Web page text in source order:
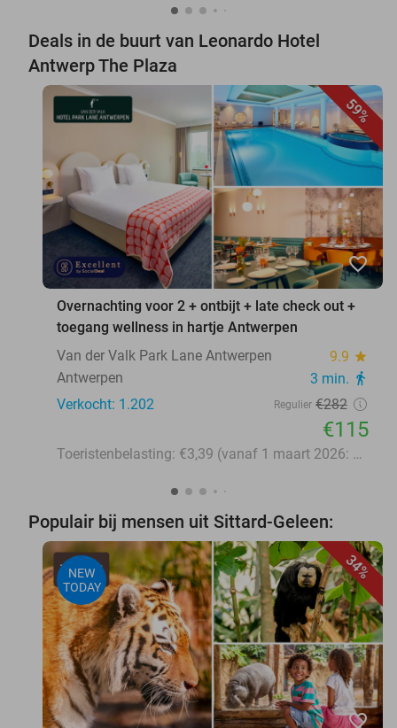
Deals in de buurt van Leonardo Hotel
Antwerp The Plaza
59%
favorite_border
Overnachting voor 2 + ontbijt + late check out +
toegang wellness in hartje Antwerpen
Van der Valk Park Lane Antwerpen
9.9 star
Antwerpen 3 min. directions_walk
Verkocht: 1.202 Regulier €282
€115
Toeristenbelasting: €3,39 (vanaf 1 maart 2026: €3,58)
Populair bij mensen uit Sittard-Geleen:
34%
NEW
TODAY
favorite_border